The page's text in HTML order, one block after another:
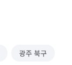
광주 북구